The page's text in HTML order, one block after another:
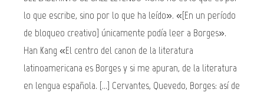
lo que escribe, sino por lo que ha leído». «[En un período
de bloqueo creativo] únicamente podía leer a Borges».
Han Kang «El centro del canon de la literatura
latinoamericana es Borges y si me apuran, de la literatura
en lengua española. [...] Cervantes, Quevedo, Borges: así de